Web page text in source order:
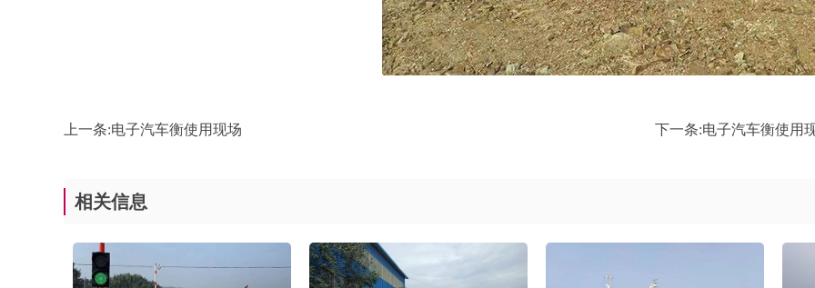
上一条:电子汽车衡使用现场 下一条:电子汽车衡使用
相关信息